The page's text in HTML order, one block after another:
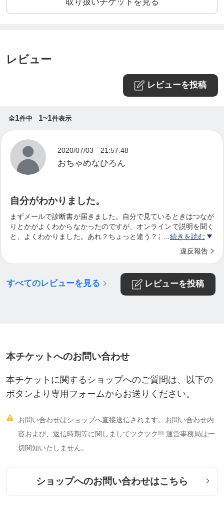
レビュー
レビューを投稿
全1件中 1~1件表示
2020/07/03 21:57.48
おちゃめなひろん
自分がわかりました。
まずメールで診断書が届きました。自分で見ているときはつなが
りとかがよくわからなかったのですが、オンラインで説明を聞く
と、よくわかりました。あれ？ちょっと違う？と思うところもあ
りましたが、説明で納得しました。自分を見直すきっかけになり
続きを読む
違反報告
レビューを投稿
すべてのレビューを見る
本チケットへのお問い合わせ
本チケットに関するショップへのご質問は、以下の
ボタンより専用フォームからお送りください。

お問い合わせはショップへ直接送信されます。お問い合わせ内
容および、返信時期等に関しましてツクツク!!! 運営事務局は一
切関知いたしません。
ショップへのお問い合わせはこちら